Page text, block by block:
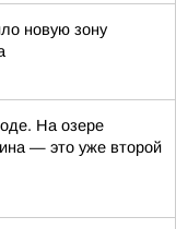
новую зону
На озере
— это уже второй